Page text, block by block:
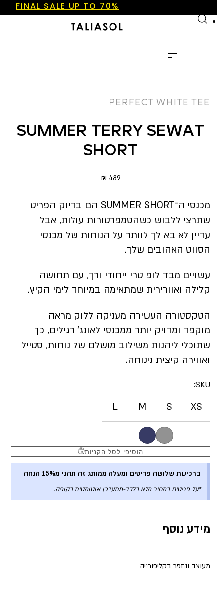
Skip to main content
FINAL SALE UP TO 70%
SHOP NOW
FINAL SALE UP TO 70%
PERFECT WHITE TEE
SUMMER TERRY SEWAT
SHORT
489
₪
מכנסי ה־SUMMER SHORT הם בדיוק הפריט
שתרצי ללבוש כשהטמפרטורות עולות, אבל
עדיין לא בא לך לוותר על הנוחות של מכנסי
הסווט האהובים שלך.
עשויים מבד לופ טרי ייחודי ורך, עם תחושה
קלילה ואוורירית שמתאימה במיוחד לימי הקיץ.
הטקסטורה העשירה מעניקה ללוק מראה
מוקפד ומדויק יותר ממכנסי לאונג’ רגילים, כך
שתוכלי ליהנות משילוב מושלם של נוחות, סטייל
ואווירה קיצית נינוחה.
SKU:
XS
S
M
L
הוסיפי לסל הקניות
ברכישת שלושה פריטים ומעלה ממותג זה תהני מ15% הנחה
*על פריטים במחיר מלא בלבד-מתעדכן אוטומטית בקופה.
מידע נוסף
מעוצב ונתפר בקליפורניה